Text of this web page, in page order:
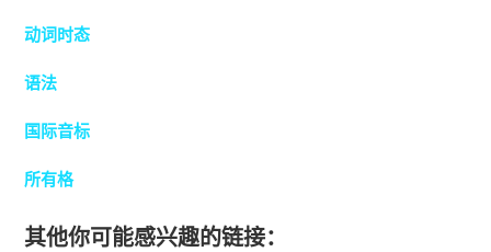
动词时态
语法
国际音标
所有格
其他你可能感兴趣的链接：